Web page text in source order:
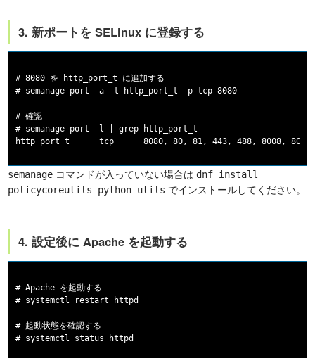
3. 新ポートを SELinux に登録する
# 8080 を http_port_t に追加する
# semanage port -a -t http_port_t -p tcp 8080
# 確認
# semanage port -l | grep http_port_t
semanage コマンドが入っていない場合は dnf install
policycoreutils-python-utils でインストールしてください。
4. 設定後に Apache を起動する
# Apache を起動する
# systemctl restart httpd
# 起動状態を確認する
# systemctl status httpd